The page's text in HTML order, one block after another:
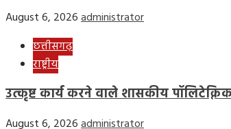
August 6, 2026administrator
छत्तीसगढ़
राष्ट्रीय
उत्कृष्ट कार्य करने वाले शासकीय
August 6, 2026administrator